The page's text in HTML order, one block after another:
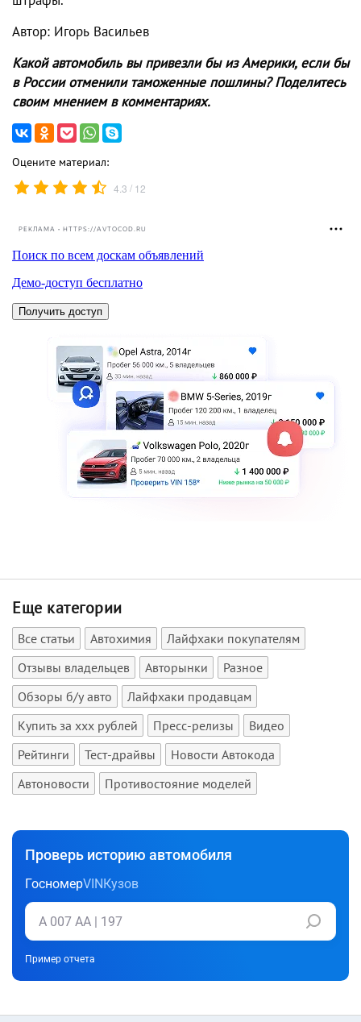
Автор: Игорь Васильев
Какой автомобиль вы привезли бы из Америки, если бы
в России отменили таможенные пошлины? Поделитесь
своим мнением в комментариях.
Оцените материал:
4.3 / 12
РЕКЛАМА • HTTPS://AVTOCOD.RU
Еще категории
Все статьи Автохимия
Лайфхаки покупателям
Отзывы владельцев
Авторынки
Разное
Обзоры б/у авто
Лайфхаки продавцам
Купить за xxx рублей
Пресс-релизы
Видео
Рейтинги
Тест-драйвы
Новости Автокода
Автоновости
Противостояние моделей
Проверь историю автомобиля
ГосномерVIN Кузов
Пример отчета